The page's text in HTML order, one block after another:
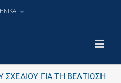
ΓΙΑ ΤΗ ΒΕΛΤΙΩΣΗ